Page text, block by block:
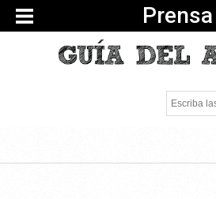
Prensa
Escriba
clave.